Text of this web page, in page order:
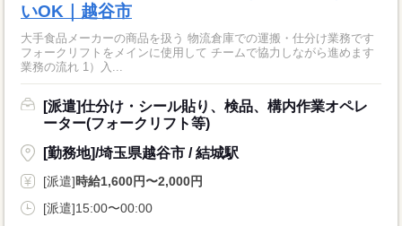
いOK｜越谷市
大手食品メーカーの商品を扱う 物流倉庫での運搬・仕分け業務です
フォークリフトをメインに使用して チームで協力しながら進めます
業務の流れ 1）入...
[派遣]仕分け・シール貼り、検品、構内作業オペレ
ーター(フォークリフト等)
[勤務地]/埼玉県越谷市 / 結城駅
[派遣]時給1,600円〜2,000円
[派遣]15:00〜00:00